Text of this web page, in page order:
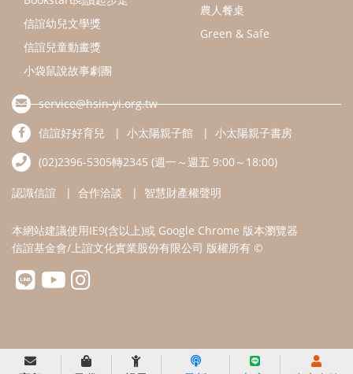
本網站建議使用IE9(含以上)或 Google Chrome 版本瀏覽器
信誼基金會/上誼文化實業股份有限公司 版權所有 ©